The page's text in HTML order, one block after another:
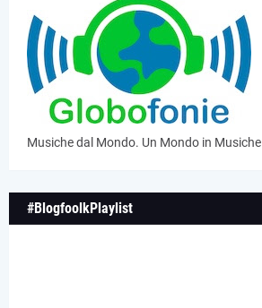
Musiche dal Mondo. Un Mondo in Musiche
#BlogfoolkPlaylist